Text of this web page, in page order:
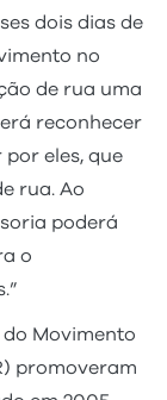
dois dias de
no
de rua uma
reconhecer
por eles, que
rua. Ao
poderá
o
Movimento
promoveram